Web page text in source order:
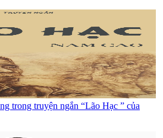
trong truyện ngắn “Lão Hạc ” của